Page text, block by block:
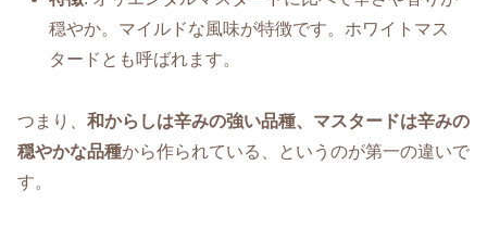
穏やか。マイルドな風味が特徴です。ホワイトマス
タードとも呼ばれます。
つまり、 和からしは辛みの強い品種、マスタードは辛みの
穏やかな品種から作られている、というのが第一の違いで
す。